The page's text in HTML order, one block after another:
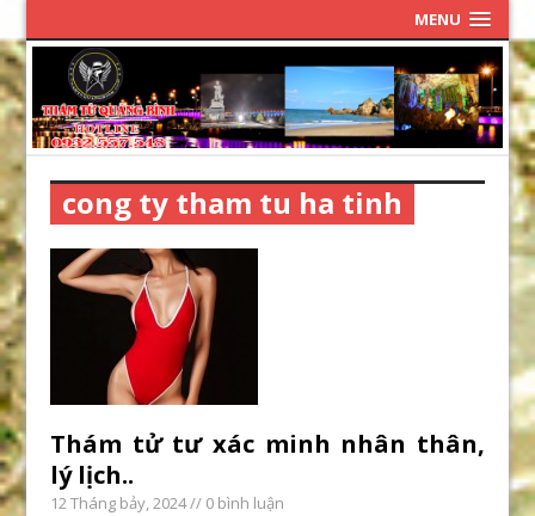
MENU
cong ty tham tu ha tinh
Thám tử tư xác minh nhân thân,
lý lịch..
12 Tháng bảy, 2024// 0 bình luận